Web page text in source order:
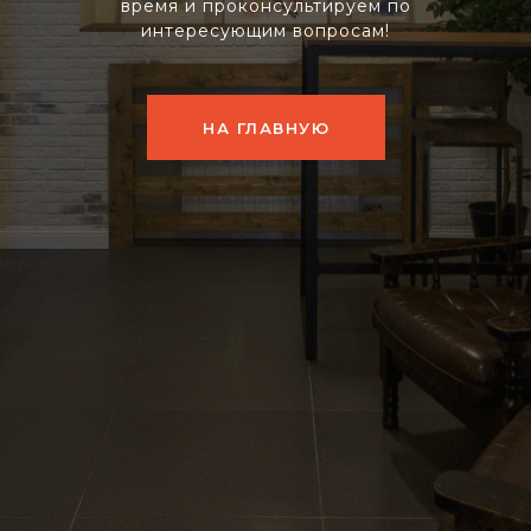
время и проконсультируем по
интересующим вопросам!
НА ГЛАВНУЮ